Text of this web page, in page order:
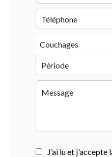
Couchages
J’ai lu et j'accepte